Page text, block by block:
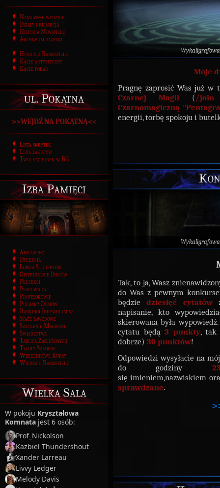
Najnowsze wydanie
Działy i redakcja
Historia Newsville
Archiwum gazetki
Humor z Ramesville
Kącik artystyczny
Kącik porad
ul. Pokątna
>>WEJDŹ NA POKĄTNĄ<<
Lista skrytek
Lista zakupów
Twój rachunek w BG
Izba Pamięci
Absolwenci
Dyrekcja
Łowca Studentów
Opiekunowie Domów
Prefekci
Pracownicy
Profesorowie
Puchary Domów
Rankingi Indywidualne
Staże zawodowe
Szkolenie Magiczne
Świadectwa
Tablica Zasłużonych
Tytuły Szkolne
Weekendowe Kursy
Wiedza o Ramesville
Wielka Sala
W pokoju Kryształowa
Komnata jest 6 osób:
Prof_Nickolson
Kazbiel Thundershout
Xander Larreau
Livvy Ledger
Melody Davis
Moje
Pragnę zaprosić Was już w
Czarnej Magii
( /join
Czarnomagiczną
energii, torbę spokoju i
Tak, to ja, Wasz
do Was z pewnym
będziedziesięć cytatówz
napisanie, kto
skierowana była
cytatu będą3 punkty, tak
dobrze) 30 punktów!
Odpowiedzi wysyłacie na
do godziny
się imieniem,nazwiskiem
sprawdzane.